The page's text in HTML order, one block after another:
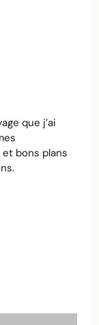
que j’ai
bons plans